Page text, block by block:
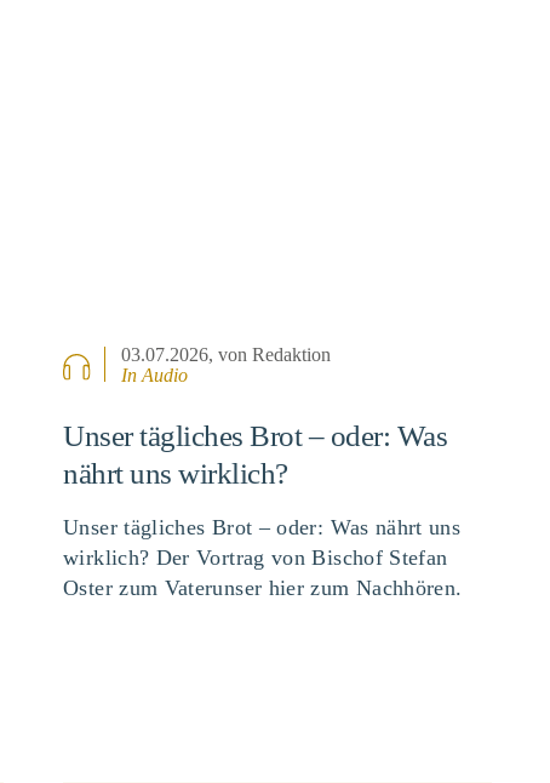
03.07.2026, von Redaktion
In Audio
Unser tägliches Brot – oder: Was
nährt uns wirklich?
Unser tägliches Brot – oder: Was nährt uns
wirklich? Der Vortrag von Bischof Stefan
Oster zum Vaterunser hier zum Nachhören.